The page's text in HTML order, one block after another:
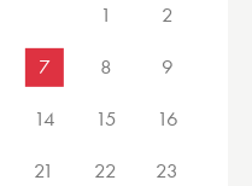
1
2
7 8
9
14 15
16
21 22
23